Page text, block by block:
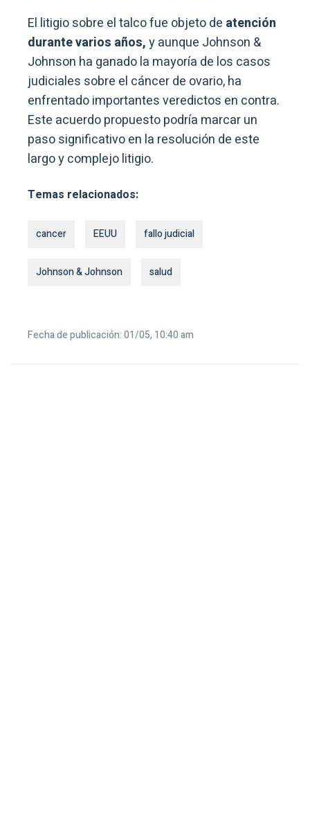
El litigio sobre el talco fue objeto de atención
durante varios años,y aunque Johnson &
Johnson ha ganado la mayoría de los casos
judiciales sobre el cáncer de ovario, ha
enfrentado importantes veredictos en contra.
Este acuerdo propuesto podría marcar un
paso significativo en la resolución de este
largo y complejo litigio.
Temas relacionados:
cancer EEUU fallo judicial
Johnson & Johnson salud
Fecha de publicación: 01/05, 10:40 am